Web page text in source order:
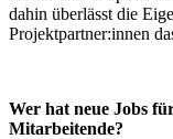
dahin überlässt die
Projektpartner:innen
Wer hat neue Jobs
Mitarbeitende?